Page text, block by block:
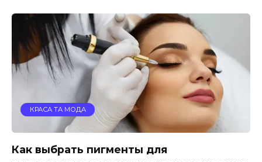
КРАСА ТА МОДА
Как выбрать пигменты для